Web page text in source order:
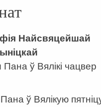
Найсвяцейшай
ў Вялікі чацвер
Пана ў Вялікую